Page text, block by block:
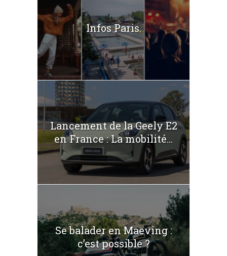
Infos Paris.
Lancement de la Geely E2
en France : La mobilité...
Se balader en Maeving :
c’est possible ?